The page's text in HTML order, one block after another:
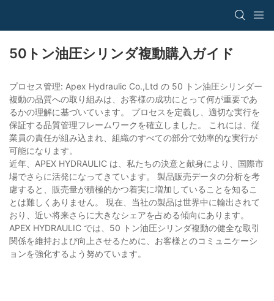
50トン油圧シリンダ複動購入ガイド
プロセス管理: Apex Hydraulic Co.,Ltd の 50 トン油圧シリンダー
複動の品質への取り組みは、お客様の成功にとって何が重要であ
るかの理解に基づいています。 プロセスを定義し、適切な実行を
保証する品質管理フレームワークを確立しました。 これには、従
業員の責任が組み込まれ、組織のすべての部分で効率的な実行が
可能になります。
近年、APEX HYDRAULIC は、私たちの決意と献身により、国際市
場でさらに活発になってきています。 製品販売データの分析を考
慮すると、販売量が積極的かつ着実に増加していることを知るこ
とは難しくありません。 現在、当社の製品は世界中に輸出されて
おり、近い将来さらに大きなシェアを占める傾向にあります。
APEX HYDRAULIC では、50 トン油圧シリンダ複動の健全な取引
関係を維持および向上させるために、お客様とのコミュニケーシ
ョンを強化するよう努めています。